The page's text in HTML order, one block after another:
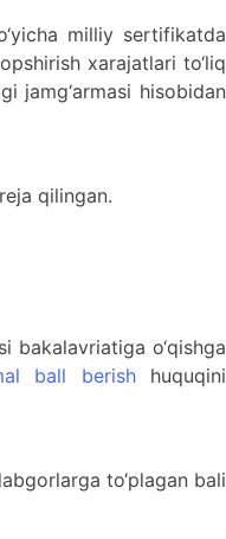
milliy sertifikatda
xarajatlari to‘liq
jamg‘armasi hisobidan
qilingan.
bakalavriatiga o‘qishga
ball berishhuquqini
to‘plagan bali